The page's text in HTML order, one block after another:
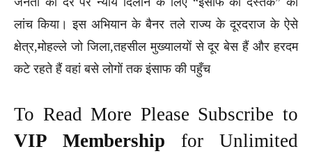
लांच किया। इस अभियान के बैनर तले राज्य के दूरदराज के ऐसे
क्षेत्र,मोहल्ले जो जिला,तहसील मुख्यालयों से दूर बेस हैं और हरदम
कटे रहते हैं वहां बसे लोगों तक इंसाफ की पहुँच
To Read More Please Subscribe to
VIP Membership for Unlimited